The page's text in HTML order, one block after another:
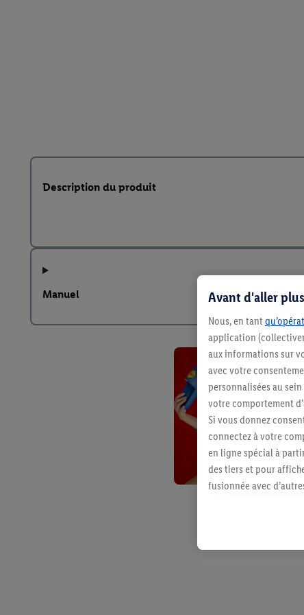
Description du produit
Manuel Avant d'aller
Nous, en tant
application
aux informations sur
avec votre
personnalisées au
votre comportement
Si vous donnez
connectez à votre
en ligne spécial à
des tiers et pour
fusionnée avec
vous avez montré de
l’achat) peuvent
plusieurs services de